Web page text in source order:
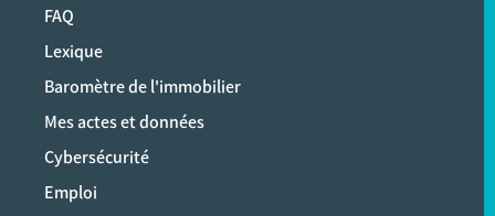
FAQ
Lexique
Baromètre de l'immobilier
Mes actes et données
Cybersécurité
Emploi